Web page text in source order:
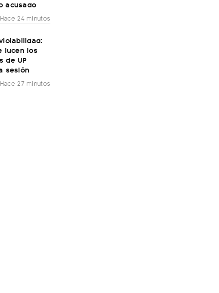
acusado
Hace 24 minutos
lucen los
de UP
sesión
Hace 27 minutos